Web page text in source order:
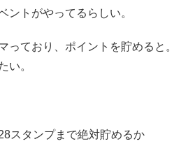
ントがやってるらしい。
っており、ポイントを貯めると。
い。
スタンプまで絶対貯めるか